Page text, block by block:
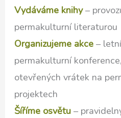
Vydáváme knihy–
permakulturní literaturou
Organizujeme akce –
permakulturní
otevřených vrátek na
projektech
Šíříme osvětu –